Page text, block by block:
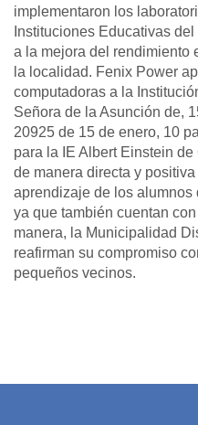
implementaron los
Instituciones Educativas
a la mejora del rendimiento
la localidad. Fenix Power
computadoras a la
Señora de la Asunción de,
20925 de 15 de enero, 10
para la IE Albert Einstein
de manera directa y
aprendizaje de los
ya que también cuentan
manera, la Municipalidad
reafirman su compromiso
pequeños vecinos.